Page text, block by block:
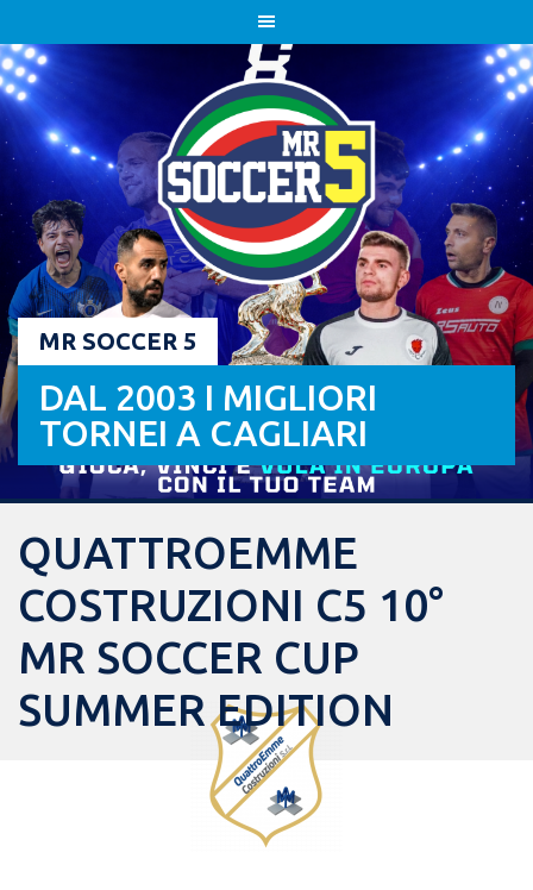
to
content
MR SOCCER 5
DAL 2003 I MIGLIORI
TORNEI A CAGLIARI
QUATTROEMME
COSTRUZIONI C5 10°
MR SOCCER CUP
SUMMER EDITION